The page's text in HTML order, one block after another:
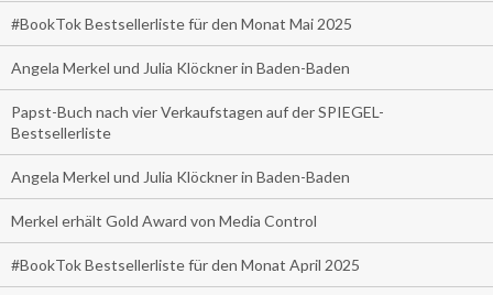
#BookTok Bestsellerliste für den Monat Mai 2025
Angela Merkel und Julia Klöckner in Baden-Baden
Papst-Buch nach vier Verkaufstagen auf der SPIEGEL-
Bestsellerliste
Angela Merkel und Julia Klöckner in Baden-Baden
Merkel erhält Gold Award von Media Control
#BookTok Bestsellerliste für den Monat April 2025